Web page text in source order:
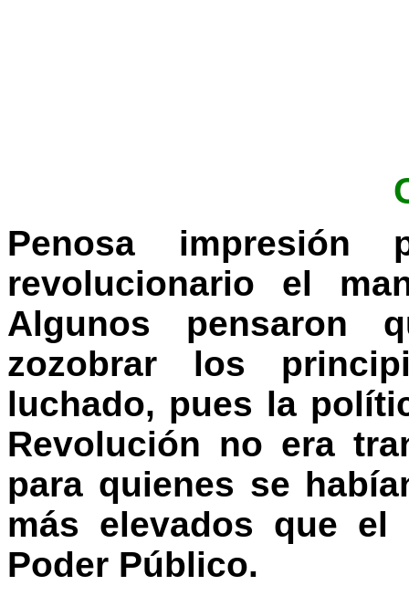
Penosa impresión
revolucionario el
Algunos pensaron
zozobrar los
luchado, pues la
Revolución no era
para quienes se
más elevados que
Poder Público.